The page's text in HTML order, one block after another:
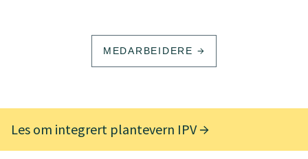
MEDARBEIDERE
Les om integrert plantevern IPV